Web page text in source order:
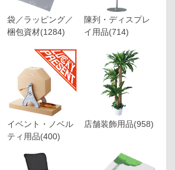
袋／ラッピング／
梱包資材(1284)
陳列・ディスプレ
イ用品(714)
イベント・ノベル
ティ用品(400)
店舗装飾用品(958)